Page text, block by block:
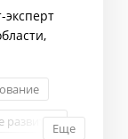
развитиеЕще